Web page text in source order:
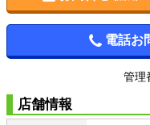
電話お
管理
店舗情報